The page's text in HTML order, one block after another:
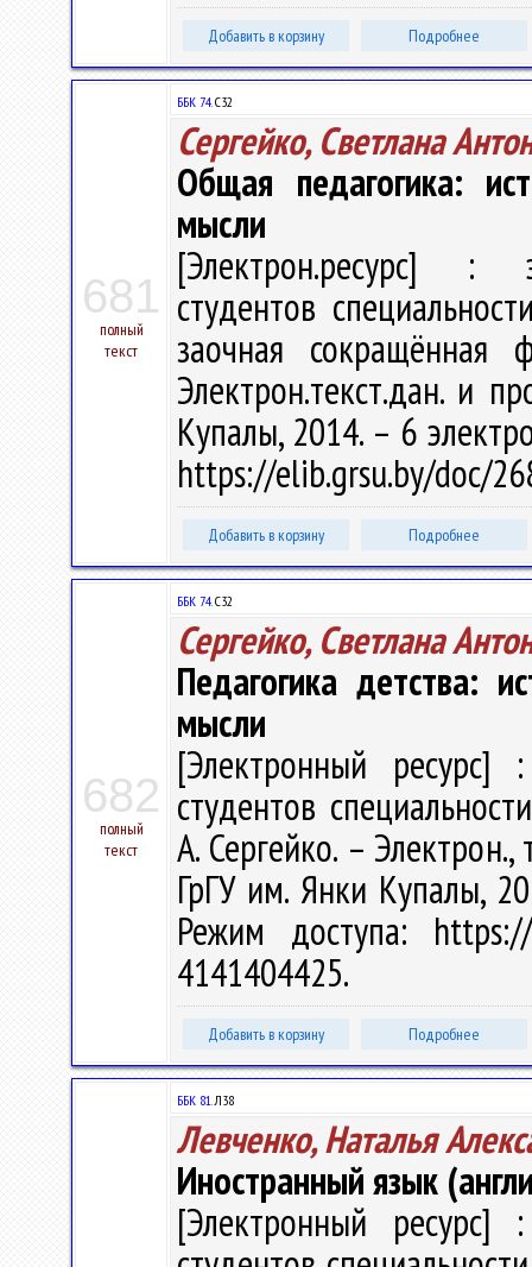
Добавить в корзину Подробнее
681
полный
текст
ББК 74.С32
Сергейко, Светлана
Общая педагогика:
мысли
[Электрон.ресурс] :
студентов
заочная
Электрон.текст.дан. и
Купалы, 2014. – 6
https://elib.grsu.by/doc/
Добавить в корзину Подробнее
682
полный
текст
ББК 74.С32
Сергейко, Светлана
Педагогика детства:
мысли
[Электронный ресурс]
студентов
А. Сергейко. –
ГрГУ им. Янки Купалы,
Режим доступа:
4141404425.
Добавить в корзину Подробнее
ББК 81.Л38
Левченко, Наталья
Иностранный язык
[Электронный ресурс]